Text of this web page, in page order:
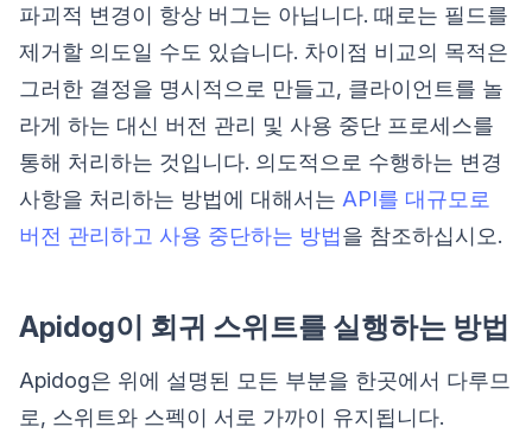
파괴적 변경이 항상 버그는 아닙니다. 때로는 필드를
제거할 의도일 수도 있습니다. 차이점 비교의 목적은
그러한 결정을 명시적으로 만들고, 클라이언트를 놀
라게 하는 대신 버전 관리 및 사용 중단 프로세스를
통해 처리하는 것입니다. 의도적으로 수행하는 변경
사항을 처리하는 방법에 대해서는 API를 대규모로
버전 관리하고 사용 중단하는 방법을 참조하십시오.
Apidog이 회귀 스위트를 실행하는 방법
Apidog은 위에 설명된 모든 부분을 한곳에서 다루므
로, 스위트와 스펙이 서로 가까이 유지됩니다.